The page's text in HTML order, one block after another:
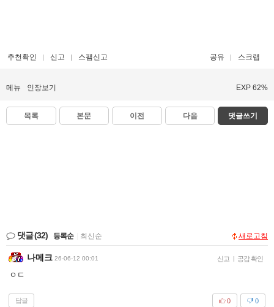
추천확인 신고 스팸신고 공유 스크랩
메뉴 인장보기 EXP 62%
목록 본문 이전 다음 댓글쓰기
댓글(32) 등록순 최신순 새로고침
나메크 26-06-12 00:01 신고 | 공감 확인
ㅇㄷ
답글 0
0